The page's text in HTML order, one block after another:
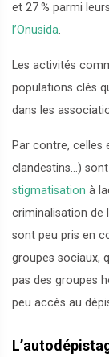
et 27% parmi
l’Onusida.
Les activités
populations clés
dans les
Par contre, celles
clandestins…)
stigmatisation à
criminalisation de
sont peu pris en
groupes sociaux,
pas des groupes
peu accès au